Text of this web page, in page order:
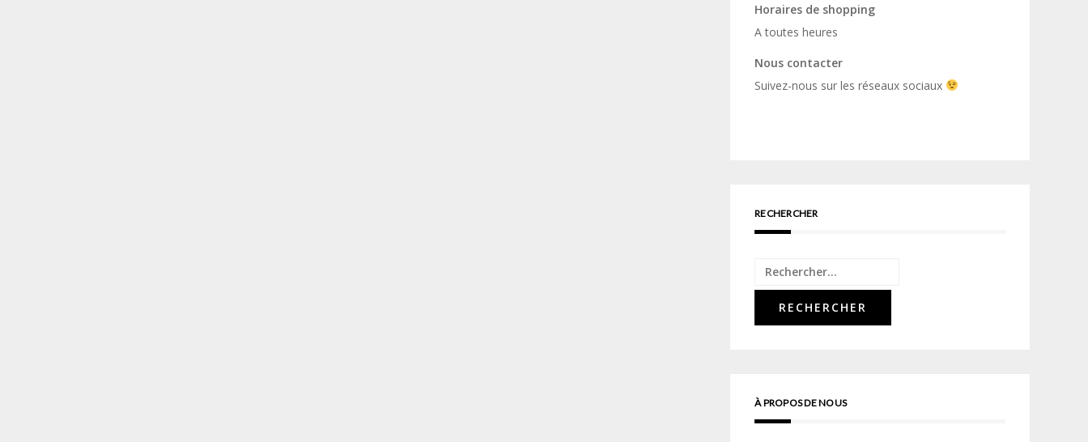
Horaires de shopping
A toutes heures
Nous contacter
Suivez-nous sur les réseaux sociaux
RECHERCHER
Rechercher :
À PROPOS DE NOUS